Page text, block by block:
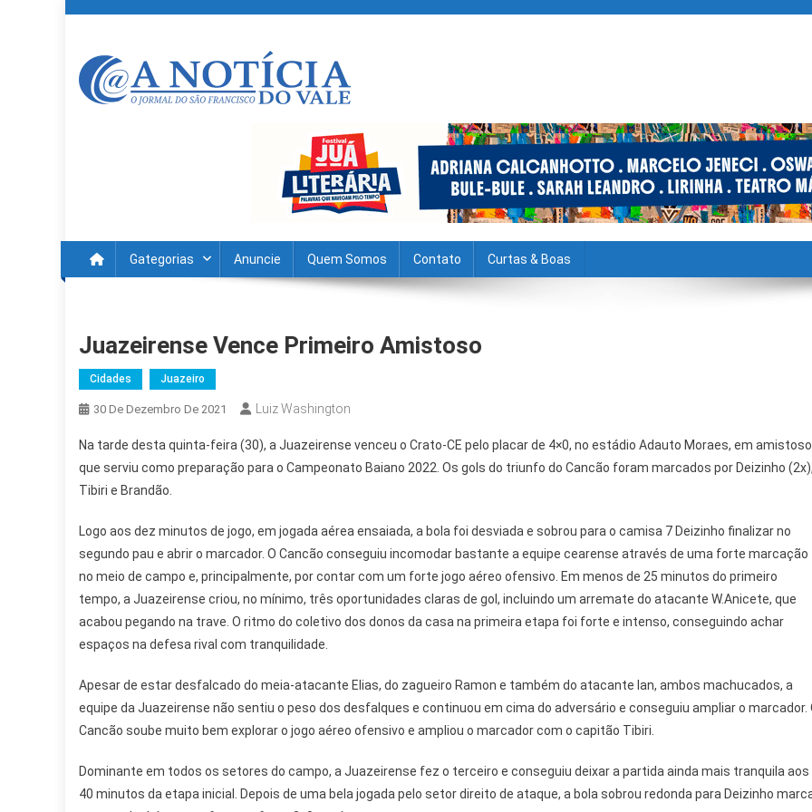
content
Gategorias Anuncie Quem Somos Contato Curtas & Boas
Juazeirense Vence Primeiro Amistoso
Cidades Juazeiro
30 De Dezembro De 2021 Luiz Washington
Na tarde desta quinta-feira (30), a Juazeirense venceu o Crato-CE pelo placar de 4×0, no estádio Adauto Moraes, em amistoso
que serviu como preparação para o Campeonato Baiano 2022. Os gols do triunfo do Cancão foram marcados por Deizinho (2x),
Tibiri e Brandão.
Logo aos dez minutos de jogo, em jogada aérea ensaiada, a bola foi desviada e sobrou para o camisa 7 Deizinho finalizar no
segundo pau e abrir o marcador. O Cancão conseguiu incomodar bastante a equipe cearense através de uma forte marcação
no meio de campo e, principalmente, por contar com um forte jogo aéreo ofensivo. Em menos de 25 minutos do primeiro
tempo, a Juazeirense criou, no mínimo, três oportunidades claras de gol, incluindo um arremate do atacante W.Anicete, que
acabou pegando na trave. O ritmo do coletivo dos donos da casa na primeira etapa foi forte e intenso, conseguindo achar
espaços na defesa rival com tranquilidade.
Apesar de estar desfalcado do meia-atacante Elias, do zagueiro Ramon e também do atacante Ian, ambos machucados, a
equipe da Juazeirense não sentiu o peso dos desfalques e continuou em cima do adversário e conseguiu ampliar o marcador.
Cancão soube muito bem explorar o jogo aéreo ofensivo e ampliou o marcador com o capitão Tibiri.
Dominante em todos os setores do campo, a Juazeirense fez o terceiro e conseguiu deixar a partida ainda mais tranquila aos
40 minutos da etapa inicial. Depois de uma bela jogada pelo setor direito de ataque, a bola sobrou redonda para Deizinho